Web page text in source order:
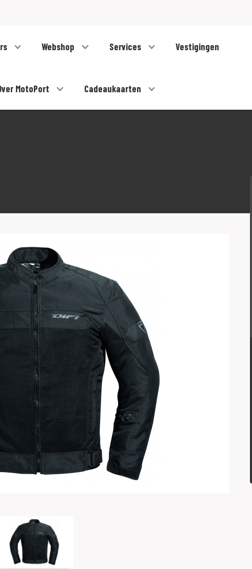
Webshop Services Vestigingen
MotoPort Cadeaukaarten